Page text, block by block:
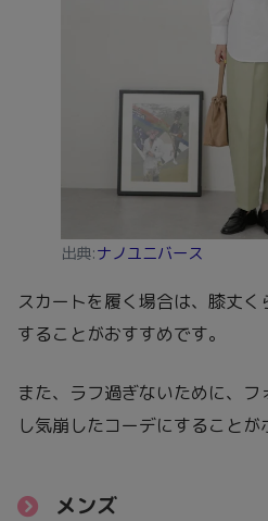
出典:ナノユニバース
スカートを履く場合は、膝丈
することがおすすめです。
また、ラフ過ぎないために、
し気崩したコーデにすることが
メンズ